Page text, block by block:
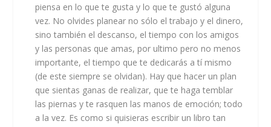
piensa en lo que te gusta y lo que te gustó alguna
vez. No olvides planear no sólo el trabajo y el dinero,
sino también el descanso, el tiempo con los amigos
y las personas que amas, por ultimo pero no menos
importante, el tiempo que te dedicarás a tí mismo
(de este siempre se olvidan). Hay que hacer un plan
que sientas ganas de realizar, que te haga temblar
las piernas y te rasquen las manos de emoción; todo
a la vez. Es como si quisieras escribir un libro tan